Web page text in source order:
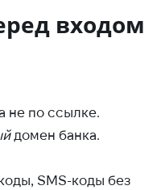
входом
не по ссылке.
домен банка.
SMS-коды без